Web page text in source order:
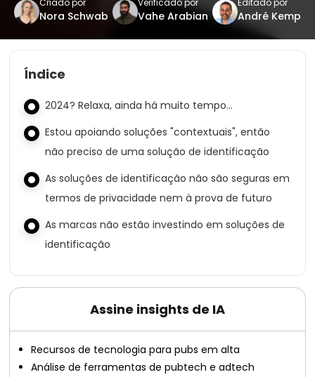
Criado por
Nora Schwab
Verificado por
Vahe Arabian
Editado por
André Kemp
Índice
2024? Relaxa, ainda há muito tempo…
Estou apoiando soluções "contextuais", então
não preciso de uma solução de identificação
As soluções de identificação não são seguras em
termos de privacidade nem à prova de futuro
As marcas não estão investindo em soluções de
identificação
Assine insights de IA
Recursos de tecnologia para pubs em alta
Análise de ferramentas de pubtech e adtech